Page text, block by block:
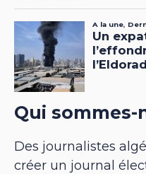
Qui sommes-
Des journalistes
créer un journal